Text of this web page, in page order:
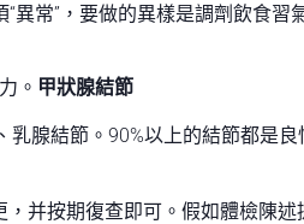
常”，要做的異樣是調劑飲食習
。 甲狀腺結節
腺結節。90%以上的結節都是良
并按期復查即可。假如體檢陳述